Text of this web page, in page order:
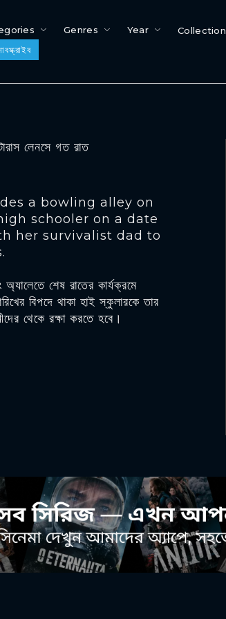
Genres Year
Collection
লেনসে গত রাত
a bowling alley on
schooler on a date
her survivalist dad to
শেষ রাতের কার্যক্রমে
বিপদে থাকা হাই স্কুলারকে তার
থেকে রক্ষা করতে হবে।